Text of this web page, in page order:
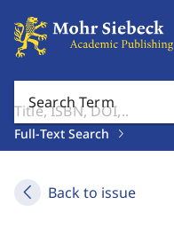
Search Term
Full-Text Search
Back to issue